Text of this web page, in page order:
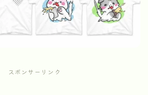
スポンサーリンク